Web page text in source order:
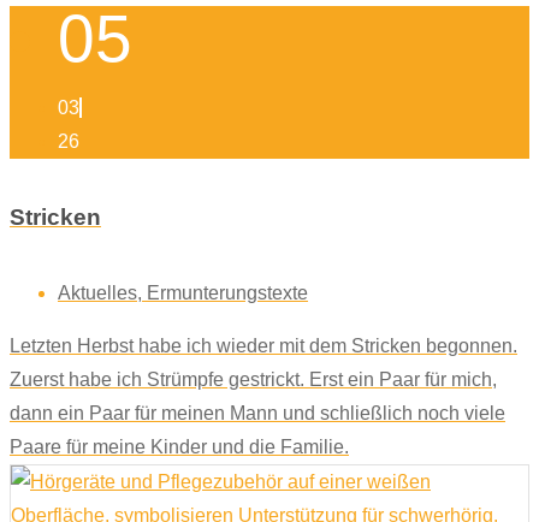
05
03
26
Stricken
Aktuelles, Ermunterungstexte
Letzten Herbst habe ich wieder mit dem Stricken begonnen.
Zuerst habe ich Strümpfe gestrickt. Erst ein Paar für mich,
dann ein Paar für meinen Mann und schließlich noch viele
Paare für meine Kinder und die Familie.